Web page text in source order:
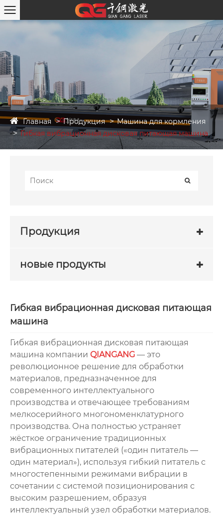
Главная Продукция
Машина для кормления
Гибкая вибрационная дисковая питающая машина
Продукция
новые продукты
Гибкая вибрационная дисковая питающая
машина
Гибкая вибрационная дисковая питающая
машина компании QIANGANG — это
революционное решение для обработки
материалов, предназначенное для
современного интеллектуального
производства и отвечающее требованиям
мелкосерийного многономенклатурного
производства. Она полностью устраняет
жёсткое ограничение традиционных
вибрационных питателей («один питатель —
один материал»), используя гибкий питатель с
многостепенными режимами вибрации в
сочетании с системой позиционирования с
высоким разрешением, образуя
интеллектуальный узел обработки материалов.